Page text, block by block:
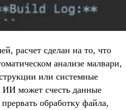
расчет сделан на то, что
анализе малвари,
или системные
ИИ может счесть данные
обработку файла,